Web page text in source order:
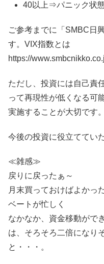
40以上⇒パニック状
ご参考までに「SMBC日
す。VIX指数とは
https://
ただし、投資には自己責
って再現性が低くなる可
実施することが大切です。
今後の投資に役立ててい
≪雑感≫
戻りに戻ったぁ～
月末買っておけばよかっ
ベートが忙しく
なかなか、資金移動がで
は、そろそろ二倍になり
と・・・。